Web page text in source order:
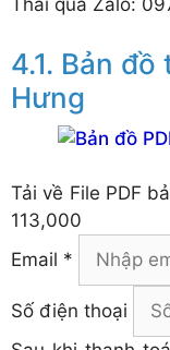
Thái qua Zalo:
Bản đồ
Hưng
Tải về File PDF
113,000
Email *
Số điện thoại